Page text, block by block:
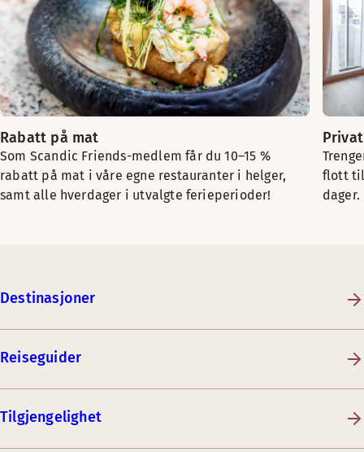
Rabatt på mat
Som Scandic Friends-medlem får du 10–15 %
rabatt på mat i våre egne restauranter i helger,
samt alle hverdager i utvalgte ferieperioder!
flott
dager.
Destinasjoner
Reiseguider
Tilgjengelighet